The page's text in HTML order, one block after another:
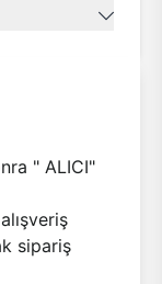
" ALICI"
sipariş